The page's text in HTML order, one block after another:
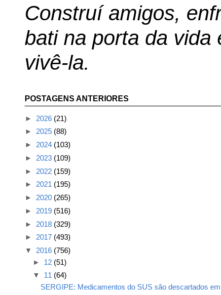
Construí amigos,
bati na porta da vida
vivê-la.
POSTAGENS ANTERIORES
► 2026 (21)
► 2025 (88)
► 2024 (103)
► 2023 (109)
► 2022 (159)
► 2021 (195)
► 2020 (265)
► 2019 (516)
► 2018 (329)
► 2017 (493)
▼ 2016 (756)
► 12 (51)
▼ 11 (64)
SERGIPE: Medicamentos do SUS são descartados